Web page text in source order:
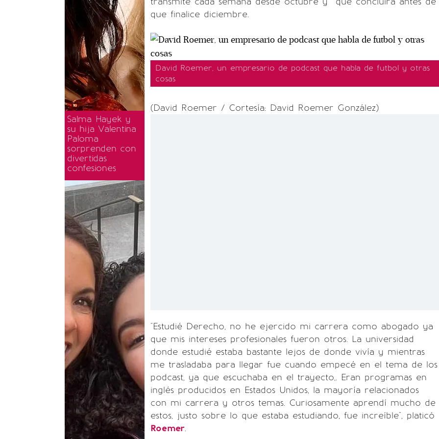
Salma Hayek y
su hija Valentina
Paloma
sorprenden con
divertidas
confesiones
que finalice diciembre.
David Roemer, un empresario de podcast que habla de futbol y otras
cosas
(David Roemer / Cortesía: David Roemer González)
"Estudié Derecho, no he ejercido mi carrera como abogado ya
que mis intereses profesionales fueron otros. La universidad
donde estudié estaba bastante lejos de donde vivía y mientras
me trasladaba para llegar fue cuando empecé en el tema de los
podcast, ya que escuchaba en el trayecto,. Eran programas en
inglés producidos en Estados Unidos, la mayoría relacionados
con mi carrera y otros temas. Curiosamente aprendí mucho de
estos, justo sobre lo que estaba estudiando, fue increíble", platicó
Roemer.